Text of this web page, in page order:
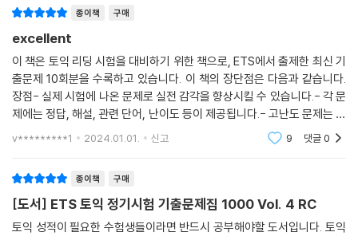
종이책 구매
excellent
이 책은 토익 리딩 시험을 대비하기 위한 책으로, ETS에서 출제한 최신 기
출문제 10회분을 수록하고 있습니다. 이 책의 장단점은 다음과 같습니다.
장점- 실제 시험에 나온 문제로 실전 감각을 향상시킬 수 있습니다.- 각 문
제에는 정답, 해설, 관련 단어, 난이도 등이 제공됩니다.- 고난도 문제는 무
료 동영상 강의로 보충할 수 있습니다. 책에 있는 QR 코드를 스캔하면 온
v*********1 2024.01.01. 신고 9 댓글0
종이책 구매
[도서] ETS 토익 정기시험 기출문제집 1000 Vol. 4 RC
토익 성적이 필요한 수험생들이라면 반드시 공부해야할 도서입니다. 토익